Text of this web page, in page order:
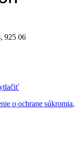
925 06
o ochrane súkromia,